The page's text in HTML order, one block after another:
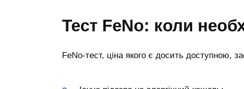
Тест FeNo: коли
FeNo-тест, ціна якого є досить доступною,